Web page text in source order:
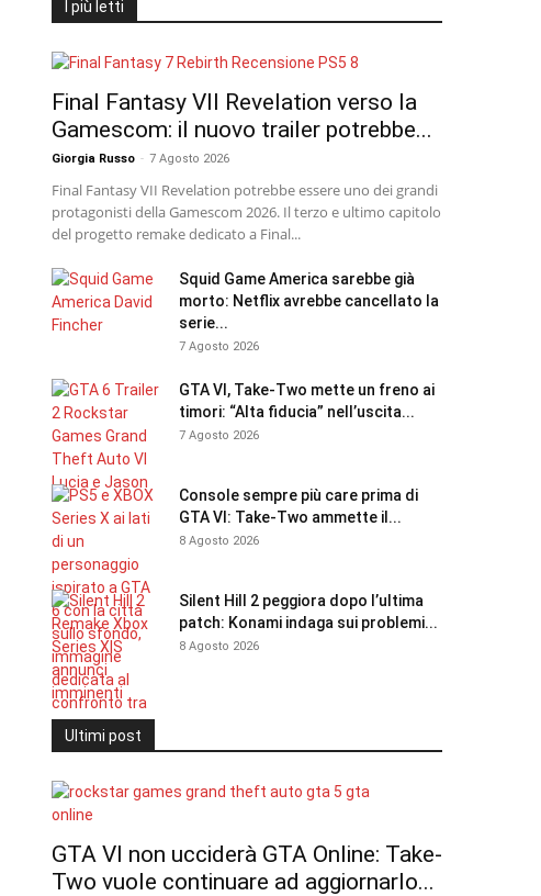
I più letti
Final Fantasy VII Revelation verso la
Gamescom: il nuovo trailer potrebbe...
Giorgia Russo - 7 Agosto 2026
Final Fantasy VII Revelation potrebbe essere uno dei grandi
protagonisti della Gamescom 2026. Il terzo e ultimo capitolo
del progetto remake dedicato a Final...
Squid Game America sarebbe già
morto: Netflix avrebbe cancellato la
serie...
7 Agosto 2026
GTA VI, Take-Two mette un freno ai
timori: “Alta fiducia” nell’uscita...
7 Agosto 2026
Console sempre più care prima di
GTA VI: Take-Two ammette il...
8 Agosto 2026
Silent Hill 2 peggiora dopo l’ultima
patch: Konami indaga sui problemi...
8 Agosto 2026
Ultimi post
GTA VI non ucciderà GTA Online: Take-
Two vuole continuare ad aggiornarlo...